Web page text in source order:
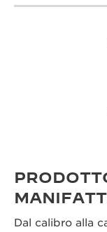
Dal calibro alla